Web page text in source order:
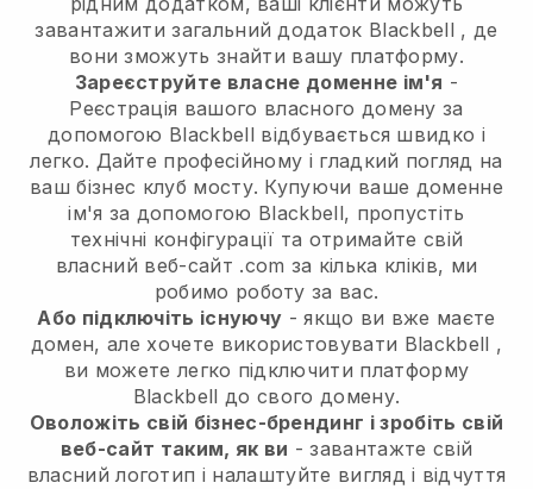
завантажити загальний додаток Blackbell , де
вони зможуть знайти вашу платформу.
Зареєструйте власне доменне ім'я -
Реєстрація вашого власного домену за
допомогою Blackbell відбувається швидко і
легко. Дайте професійному і гладкий погляд на
ваш бізнес клуб мосту. Купуючи ваше доменне
ім'я за допомогою Blackbell, пропустіть
технічні конфігурації та отримайте свій
власний веб-сайт .com за кілька кліків, ми
робимо роботу за вас.
Або підключіть існуючу - якщо ви вже маєте
домен, але хочете використовувати Blackbell ,
ви можете легко підключити платформу
Blackbell до свого домену.
Оволожіть свій бізнес-брендинг і зробіть свій
веб-сайт таким, як ви - завантажте свій
власний логотип і налаштуйте вигляд і відчуття